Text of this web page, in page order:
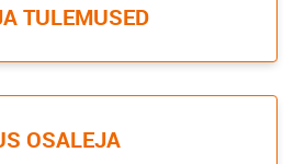
TULEMUSED
OSALEJA